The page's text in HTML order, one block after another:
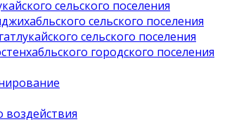
сельского поселения
сельского поселения
сельского поселения
городского поселения